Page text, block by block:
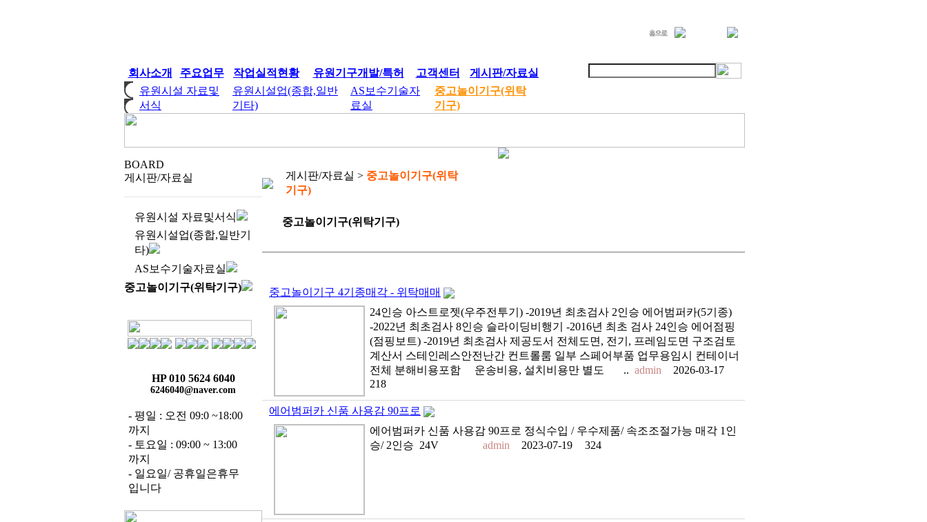
회사소개 주요업무 작업실적현황 유원기구개발/특허 고객센터
게시판/자료실
유원시설 자료및
서식
유원시설업(종합,일반
기타)
AS보수기술자
료실
중고놀이기구(위탁
기구)
BOARD
게시판/자료실
유원시설 자료및서식
유원시설업(종합,일반기
타)
AS보수기술자료실
중고놀이기구(위탁기구)
HP 010 5624 6040
6246040@naver.com
- 평일 : 오전 09:0 ~18:00
까지
- 토요일 : 09:00 ~ 13:00
까지
- 일요일/ 공휴일은휴무
입니다
게시판/자료실 > 중고놀이기구(위탁
기구)
중고놀이기구(위탁기구)
중고놀이기구 4기종매각 - 위탁매매
24인승 아스트로젯(우주전투기) -2019년 최초검사 2인승 에어범퍼카(5기종)
-2022년 최초검사 8인승 슬라이딩비행기 -2016년 최초 검사 24인승 에어점핑
(점핑보트) -2019년 최초검사 제공도서 전체도면, 전기, 프레임도면 구조검토
계산서 스테인레스안전난간 컨트롤룸 일부 스페어부품 업무용임시 컨테이너
전체 분해비용포함 운송비용, 설치비용만 별도 .. admin
2026-03-17
218
에어범퍼카 신품 사용감 90프로
에어범퍼카 신품 사용감 90프로 정식수입 / 우수제품/ 속조조절가능 매각 1인
승/ 2인승 24V
admin 2023-07-19 324